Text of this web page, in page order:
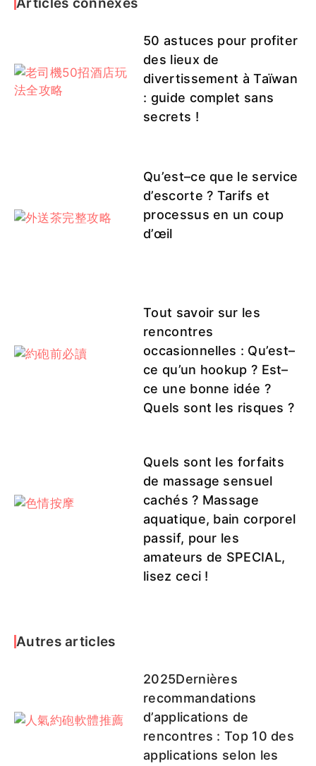
陽光 依依
50 astuces pour profiter
des lieux de
divertissement à Taïwan
: guide complet sans
secrets !
Qu’est–ce que le service
d’escorte ? Tarifs et
processus en un coup
d’œil
Tout savoir sur les
rencontres
occasionnelles : Qu’est–
ce qu’un hookup ? Est–
ce une bonne idée ?
Quels sont les risques ?
Quels sont les forfaits
de massage sensuel
cachés ? Massage
aquatique, bain corporel
passif, pour les
amateurs de SPECIAL,
lisez ceci !
Autres articles
2025Dernières
recommandations
d’applications de
rencontres : Top 10 des
applications selon les